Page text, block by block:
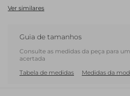
Ver similares
Guia de tamanhos
Consulte as medidas da peça para
acertada
Tabela de medidas
Medidas da